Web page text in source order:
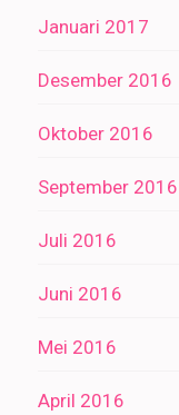
Januari 2017
Desember 2016
Oktober 2016
September 2016
Juli 2016
Juni 2016
Mei 2016
April 2016